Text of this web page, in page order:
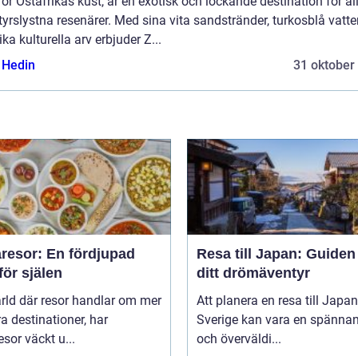
resenärer. Med sina vita sandstränder, turkosblå
kulturella arv erbjuder Z...
31 oktober
En fördjupad
själen
där resor handlar om mer
destinationer, har
väckt u...
Resa till Japan:
ditt drömäventyr
Att planera en resa till
Sverige kan vara en
och överväldi...